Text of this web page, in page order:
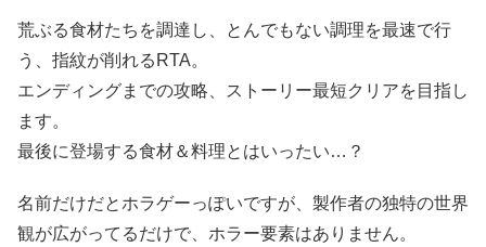
荒ぶる食材たちを調達し、とんでもない調理を最速で行
う、指紋が削れるRTA。
エンディングまでの攻略、ストーリー最短クリアを目指し
ます。
最後に登場する食材＆料理とはいったい…？
名前だけだとホラゲーっぽいですが、製作者の独特の世界
観が広がってるだけで、ホラー要素はありません。